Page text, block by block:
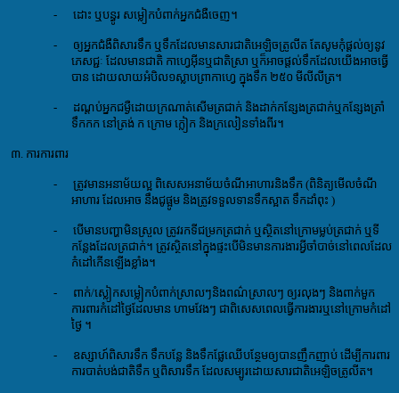
- ដោះ ឬបន្ធូរ សម្លៀកបំពាក់អ្នកជំងឺចេញ។
-
ឲ្យអ្នកជំងឺពិសារទឹក ឬទឹកដែលមានសារជាតិអេឡិចត្រូលីត តែសូមកុំផ្តល់ឲ្យនូវ
ភេសជ្ជៈ ដែលមានជាតិ កាហ្វេអ៊ីនឬជាតិស្រា ឬក៏អាចផ្តល់ទឹកដែលយើងអាចធ្វើ
បាន ដោយលាយអំបិល១ស្លាបព្រាកាហ្វេ ក្នុងទឹក ២៥០ មីលីលីត្រ។
-
ដណ្តប់អ្នកជម្ងឺដោយក្រណាត់សើមត្រជាក់ និងដាក់កន្សែងត្រជាក់ឬកន្សែងត្រាំ
ទឹកកក នៅត្រង់ ក ក្រោម ក្លៀក និងក្រលៀនទាំងពីរ។
៣. ការការពារ
-
ត្រូវមានអនាម័យល្អ ពិសេសអនាម័យចំណីអាហារនិងទឹក (ពិនិត្យមើលចំណី
អាហារ ដែលអាច នឹងជូផ្អូម និងត្រូវទទួលទានទឹកស្អាត ទឹកដាំពុះ )
-
បើមានបញ្ហាមិនស្រួល ត្រូវរកទីជម្រកត្រជាក់ ឬស្ថិតនៅក្រោមម្លប់ត្រជាក់ ឬទី
កន្លែងដែលត្រជាក់។ ត្រូវស្ថិតនៅក្នុងផ្ទះបើមិនមានការងារអ្វីចាំបាច់នៅពេលដែល
កំដៅកើនឡើងខ្លាំង។
- ពាក់/ស្លៀកសម្លៀកបំពាក់ស្រាលៗនិងពណ៌ស្រាលៗ ឲ្យរលុងៗ និងពាក់មួក
ការពារកំដៅថ្ងៃដែលមាន ហាមវែងៗ ជាពិសេសពេលធ្វើការងារឬនៅ​ក្រោមកំដៅ
ថ្ងៃ ។
-
ឧស្សាហ៍ពិសារទឹក ទឹកបន្លែ និងទឹកផ្លែឈើបន្ថែមឲ្យបានញឹកញាប់ ដើម្បីការពារ
ការបាត់បង់ជាតិទឹក ឬពិសារទឹក ដែលសម្បូរដោយសារជាតិអេឡិចត្រូលីត។